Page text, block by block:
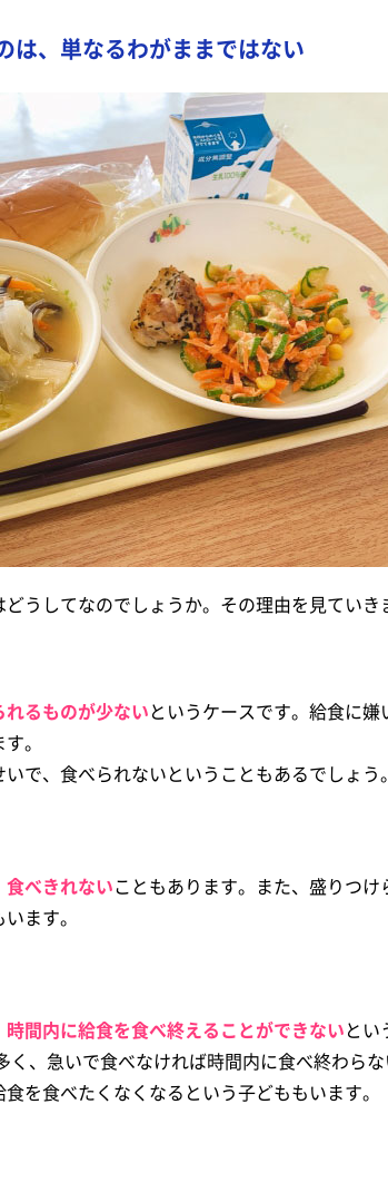
は、単なるわがままではない
うしてなのでしょうか。その理由を見ていき
るものが少ないというケースです。給食に嫌
。
で、食べられないということもあるでしょう。
べきれないこともあります。また、盛りつけ
ます。
間内に給食を食べ終えることができないとい
、急いで食べなければ時間内に食べ終わら
を食べたくなくなるという子どももいます。